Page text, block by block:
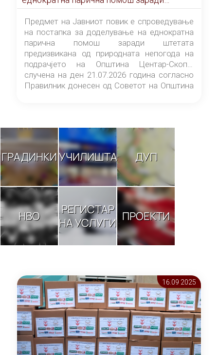
штетата предизвикана од природната
непогода на подрачјето на Општина
Центар-Скопје случена на ден 21.07.2026
година
Предмет на Јавниот повик е спроведување
на постапка за доделување на еднократна
парична помош заради штетата
предизвикана од природната непогода на
подрачјето на Општина Центар-Скопје
случена на ден 21.07.2026 година согласно
Правилник донесен од Советот на Општина
ГРАДИНКИУЧИЛИШТА ДУП
НВО
РЕГИСТАР
НА УСЛУГИ ПРОЕКТИ
16.09 2025